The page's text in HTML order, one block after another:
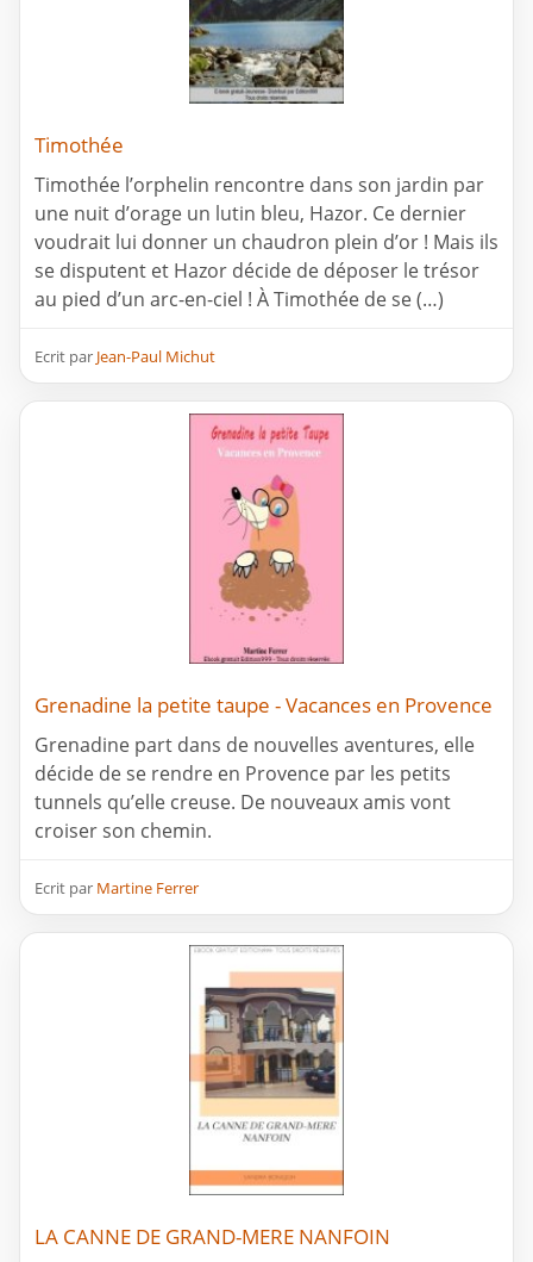
Timothée
Timothée l’orphelin rencontre dans son jardin par
une nuit d’orage un lutin bleu, Hazor. Ce dernier
voudrait lui donner un chaudron plein d’or ! Mais ils
se disputent et Hazor décide de déposer le trésor
au pied d’un arc-en-ciel ! À Timothée de se (…)
Ecrit par Jean-Paul Michut
Grenadine la petite taupe - Vacances en Provence
Grenadine part dans de nouvelles aventures, elle
décide de se rendre en Provence par les petits
tunnels qu’elle creuse. De nouveaux amis vont
croiser son chemin.
Ecrit par Martine Ferrer
LA CANNE DE GRAND-MERE NANFOIN